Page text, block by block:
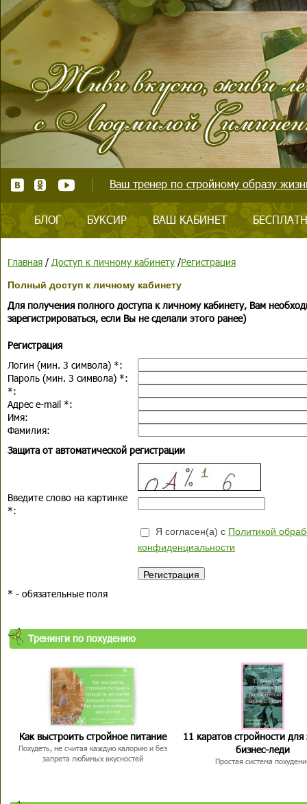
Ваш тренер по стройному образу
БЛОГ БУКСИР ВАШ КАБИНЕТ
Главная / Доступ к личному кабинету /Регистрация
Полный доступ к личному кабинету
Для получения полного доступа к личному кабинету, Вам
зарегистрироваться, если Вы не сделали этого ранее)
Регистрация
Логин (мин. 3 символа) *:
Пароль (мин. 3 символа) *:
*:
Адрес e-mail *:
Имя:
Фамилия:
Защита от автоматической регистрации
Введите слово на картинке
*:
Я согласен(а) с Политикой
конфиденциальности
* - обязательные поля
Тренинги по похудению
Как выстроить стройное питание
Похудеть, не считая каждую калорию и без
запрета любимых вкусностей
11 каратов стройности для
бизнес-леди
Простая система